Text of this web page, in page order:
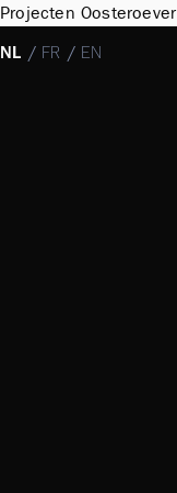
Projecten Oosteroever
NL / FR / EN